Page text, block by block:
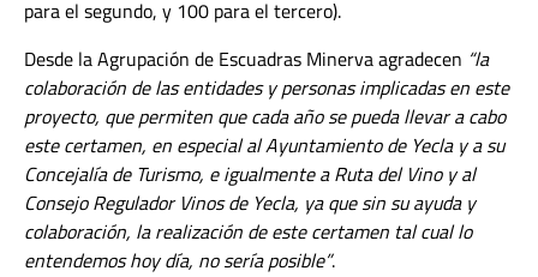
para el segundo, y 100 para el tercero).
Desde la Agrupación de Escuadras Minerva agradecen “la
colaboración de las entidades y personas implicadas en este
proyecto, que permiten que cada año se pueda llevar a cabo
este certamen, en especial al Ayuntamiento de Yecla y a su
Concejalía de Turismo, e igualmente a Ruta del Vino y al
Consejo Regulador Vinos de Yecla, ya que sin su ayuda y
colaboración, la realización de este certamen tal cual lo
entendemos hoy día, no sería posible”.